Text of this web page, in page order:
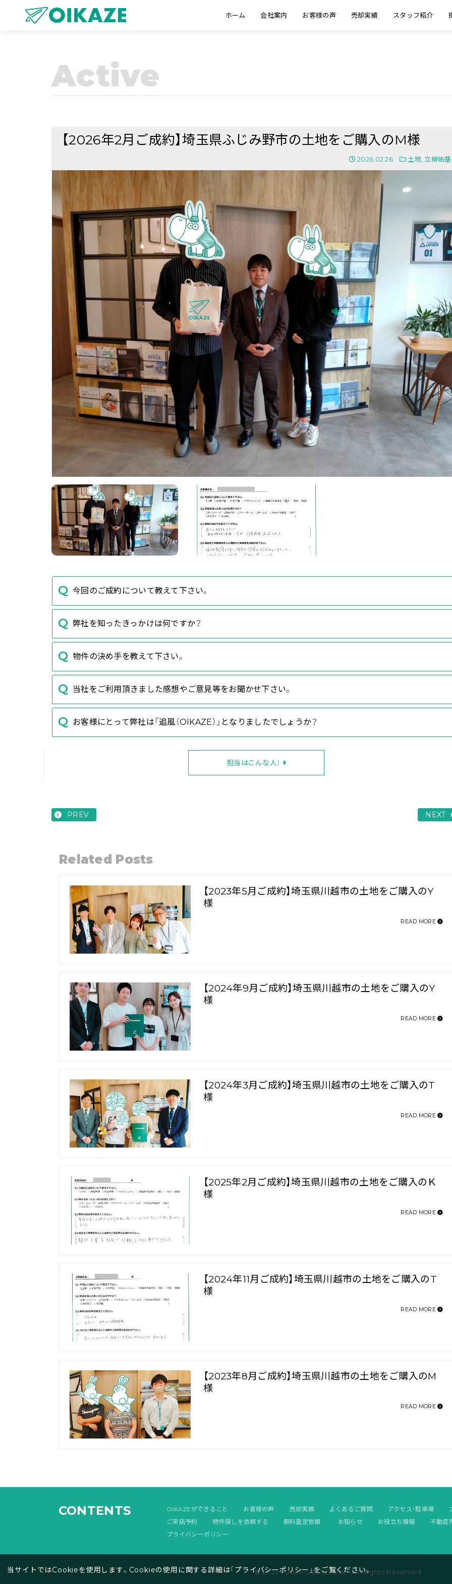
ホーム 会社案内 お客様の声 売却実績 スタッフ紹介
Active
【2026年2月ご成約】埼玉県ふじみ野市の土地をご購入のM様
2026.02.26 土地, 立柳佑基
今回のご成約について教えて下さい。
弊社を知ったきっかけは何ですか？
物件の決め手を教えて下さい。
当社をご利用頂きました感想やご意見等をお聞かせ下さい。
お客様にとって弊社は「追風（OIKAZE）」となりましたでしょうか？
担当はこんな人！
PREV NEXT
Related Posts
【2023年5月ご成約】埼玉県川越市の土地をご購入のY
様
READ MORE
【2024年9月ご成約】埼玉県川越市の土地をご購入のY
様
READ MORE
【2024年3月ご成約】埼玉県川越市の土地をご購入のT
様
READ MORE
【2025年2月ご成約】埼玉県川越市の土地をご購入のＫ
様
READ MORE
【2024年11月ご成約】埼玉県川越市の土地をご購入のT
様
READ MORE
【2023年8月ご成約】埼玉県川越市の土地をご購入のM
様
READ MORE
CONTENTS OIKAZEができること お客様の声 売却実績 よくあるご質問 アクセス・駐車場
ご来店予約
物件探しを依頼する 無料査定依頼 お知らせ お役立ち情報 不動産
プライバシーポリシー
© 2022 - 2026 OIKAZE,INC.All Rights Reserved.
当サイトではCookieを使用します。Cookieの使用に関する詳細は「プライバシーポリシー」をご覧ください。